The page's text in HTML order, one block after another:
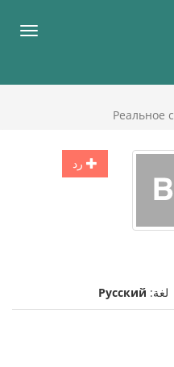
قائمة
Реальное
رد
لغة: Русский